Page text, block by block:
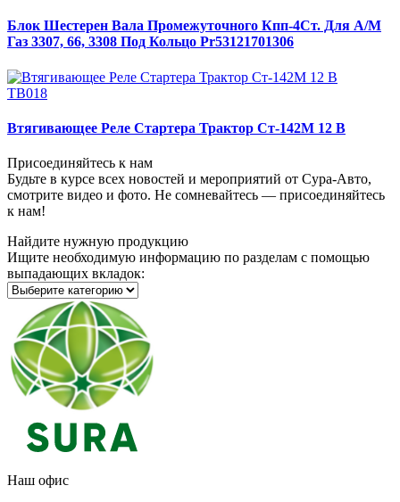
Блок Шестерен Вала Промежуточного Кпп-4Ст. Для А/М
Газ 3307, 66, 3308 Под Кольцо Pr53121701306
ТВ018
Втягивающее Реле Стартера Трактор Ст-142М 12 В
Присоединяйтесь к нам
Будьте в курсе всех новостей и мероприятий от Сура-Авто,
смотрите видео и фото. Не сомневайтесь — присоединяйтесь
к нам!
Найдите нужную продукцию
Ищите необходимую информацию по разделам с помощью
выпадающих вкладок:
Наш офис